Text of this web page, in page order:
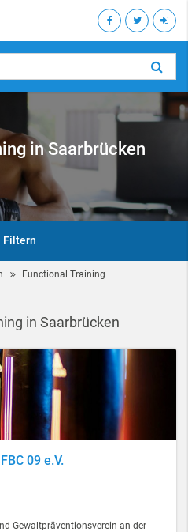
in Saarbrücken
Filtern
Functional Training
in Saarbrücken
09 e.V.
Gewaltpräventionsverein an der